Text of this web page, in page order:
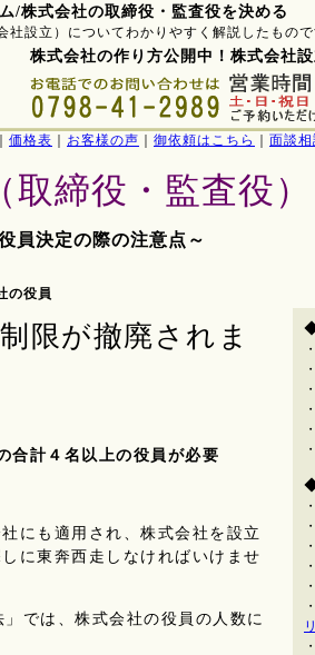
/株式会社の取締役・監査役を決める
設立）についてわかりやすく解説したもので
株式会社の作り方公開中！株式会社
価格表 お客様の声 御依頼はこちら 面談相
取締役・監査役
員決定の際の注意点～
の役員
限が撤廃されま
合計４名以上の役員が必要
にも適用され、株式会社を設立
に東奔西走しなければいけませ
では、株式会社の役員の人数に
・
・
・
・
・
・
・
・
・
・
・
・
・